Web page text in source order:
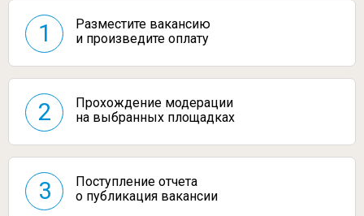
1
Разместите вакансию
и произведите оплату
2
Прохождение модерации
на выбранных площадках
3
Поступление отчета
о публикация вакансии